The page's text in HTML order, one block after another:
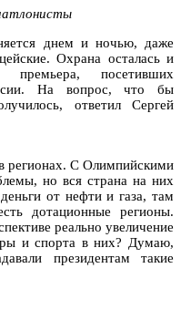
днем и ночью, даже
Охрана осталась и
посетивших
На вопрос, что бы
ответил Сергей
регионах. С Олимпийскими
но вся страна на них
от нефти и газа, там
дотационные регионы.
реально увеличение
и спорта в них? Думаю,
президентам такие